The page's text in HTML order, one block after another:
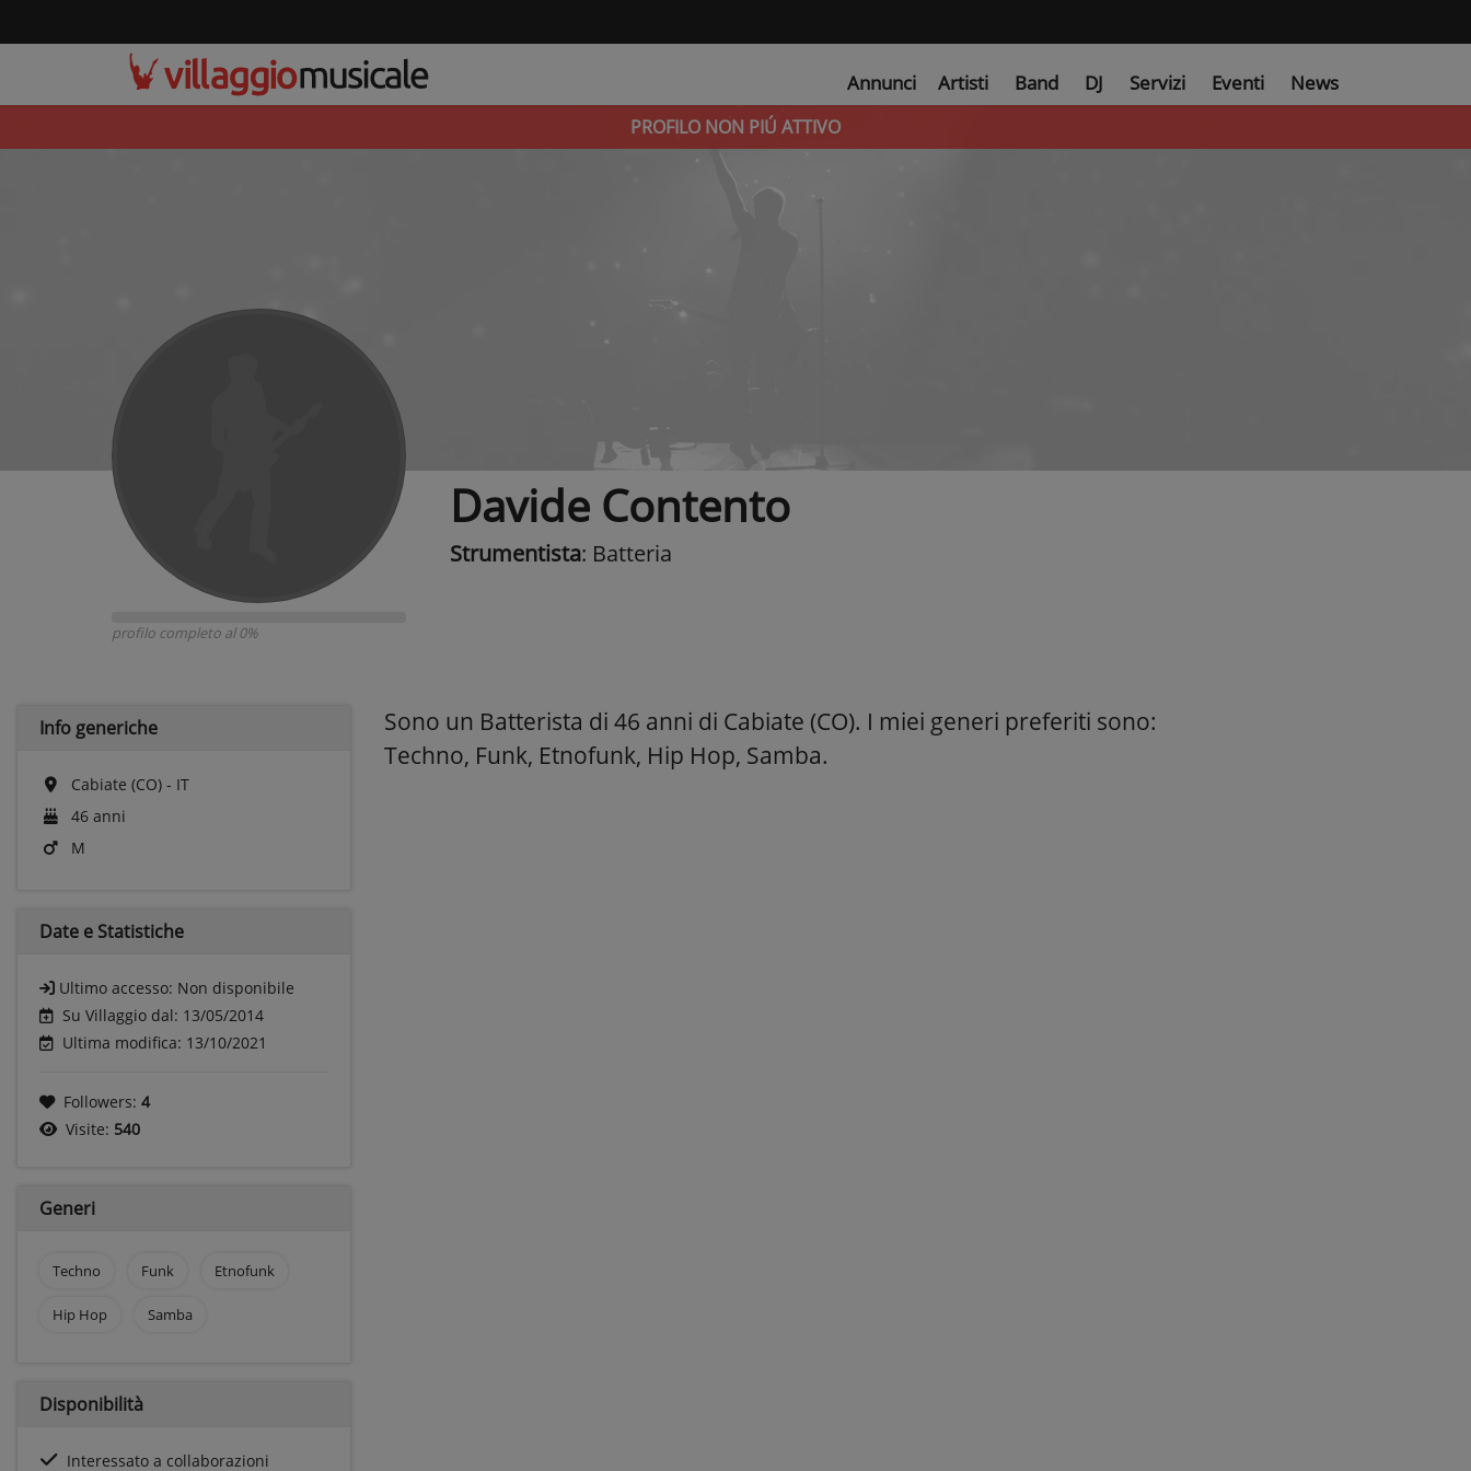
Annunci Artisti Band DJ Servizi Eventi News
PROFILO NON PIÚ ATTIVO
profilo completo al 0%
Davide Contento
Strumentista: Batteria
Info generiche
Cabiate (CO) - IT
46 anni
M
Date e Statistiche
Ultimo accesso: Non disponibile
Su Villaggio dal: 13/05/2014
Ultima modifica: 13/10/2021
Followers: 4
Visite: 540
Generi
Techno Funk Etnofunk
Hip Hop Samba
Disponibilità
Interessato a collaborazioni
Sono un Batterista di 46 anni di Cabiate (CO). I miei generi preferiti sono:
Techno, Funk, Etnofunk, Hip Hop, Samba.